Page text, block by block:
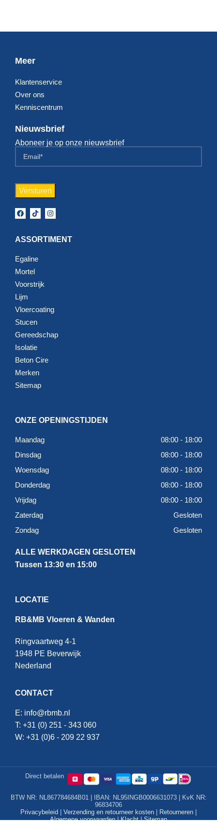
Meer
Klantenservice
Over ons
Kenniscentrum
Nieuwsbrief
Aboneer je op onze nieuwsbrief
ASSORTIMENT
Egaline
Mortel
Voorstrijk
Lijm
Vloercoating
Stucen
Gereedschap
Isolatie
Beton Cire
Merken
Sitemap
ONZE OPENINGSTIJDEN
Maandag
08:00 - 18:00
Dinsdag
08:00 - 18:00
Woensdag
08:00 - 18:00
Donderdag
08:00 - 18:00
Vrijdag
08:00 - 18:00
Zaterdag
Gesloten
Zondag
Gesloten
ALLE WERKDAGEN GESLOTEN
Tussen 13:30 en 15:00
LOCATIE
RB&MB Vloeren & Wanden
Ringvaartweg 4-1
1948 PE Beverwijk
Nederland
CONTACT
E: info@rbmb.nl
T: +31 (0) 251 - 343 060
W: +31 (0)6 - 209 22 937
Direct betalen
BTW NR: NL867784684B01 | IBAN: NL95INGB0006631073 | KvK NR:
96834706
Privacybeleid
Verzending en retourneer kosten Retourneren
Algemene voorwaarden|Klacht|Sitemap